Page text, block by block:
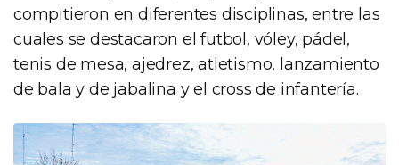
compitieron en diferentes disciplinas, entre las
cuales se destacaron el futbol, vóley, pádel,
tenis de mesa, ajedrez, atletismo, lanzamiento
de bala y de jabalina y el cross de infantería.